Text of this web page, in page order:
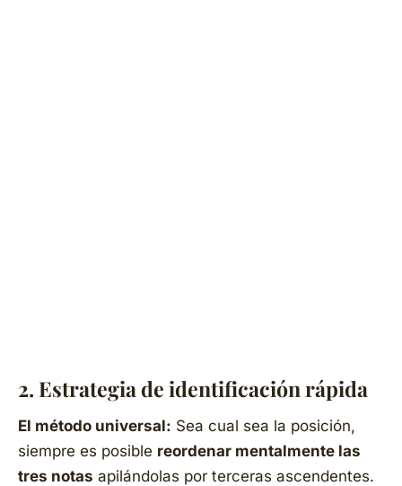
2. Estrategia de identificación rápida
El método universal: Sea cual sea la posición,
siempre es posible reordenar mentalmente las
tres notas apilándolas por terceras ascendentes.